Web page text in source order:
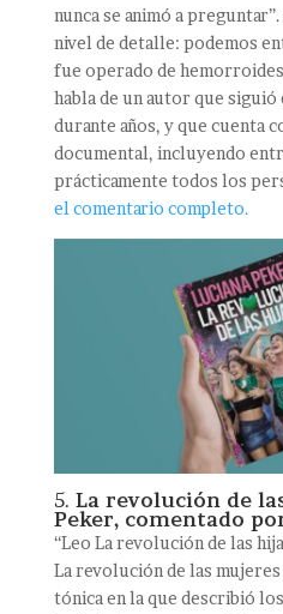
nunca se animó a
nivel de detalle: podemos
fue operado de
habla de un autor que siguió
durante años, y que cuenta
documental, incluyendo
prácticamente todos los
el comentario completo.
5. La revolución de
Peker, comentado
“Leo La revolución de las
La revolución de las
tónica en la que describió